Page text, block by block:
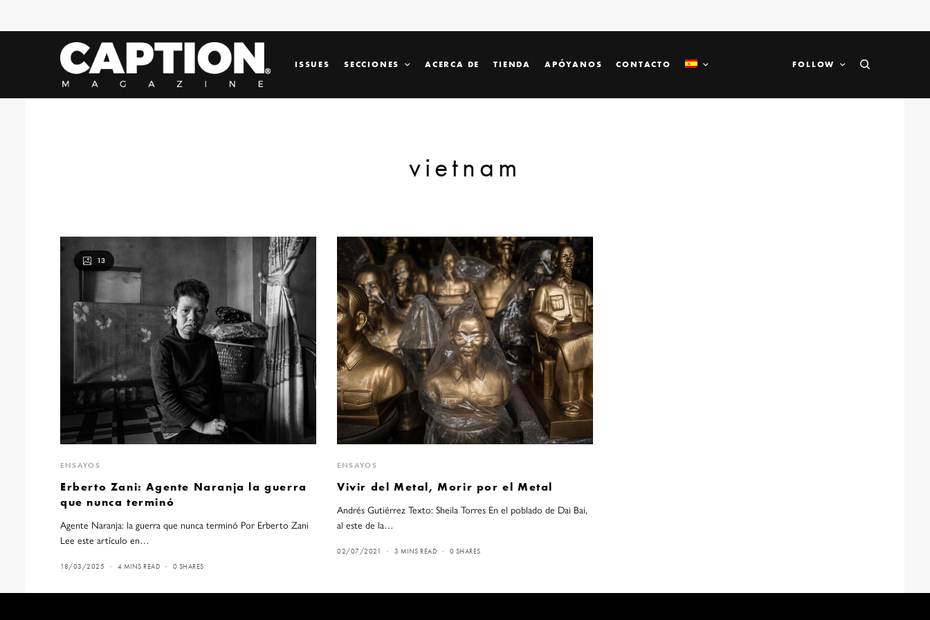
ISSUES SECCIONES ACERCA DE TIENDA APÓYANOS CONTACTO FOLLOW
vietnam
13
ENSAYOS
Erberto Zani: Agente Naranja la guerra
que nunca terminó
Agente Naranja: la guerra que nunca terminó Por Erberto Zani
Lee este artículo en…
18/03/2025 4 MINS READ 0 SHARES
ENSAYOS
Vivir del Metal, Morir por el Metal
Andrés Gutiérrez Texto: Sheila Torres En el poblado de Dai Bai,
al este de la…
02/07/2021 3 MINS READ 0 SHARES